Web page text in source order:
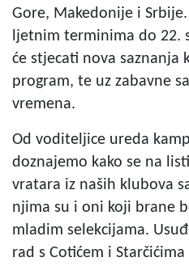
Gore, Makedonije i
ljetnim terminima do 22.
će stjecati nova saznanja
program, te uz zabavne
vremena.
Od voditeljice ureda
doznajemo kako se na
vratara iz naših klubova
njima su i oni koji brane
mladim selekcijama.
rad s Cotićem i